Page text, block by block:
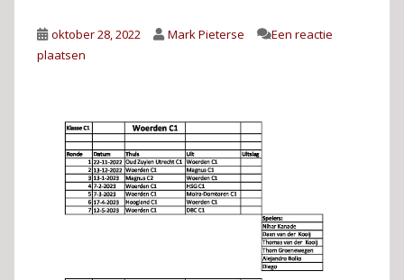
oktober 28, 2022 Mark Pieterse
Een reactie
plaatsen